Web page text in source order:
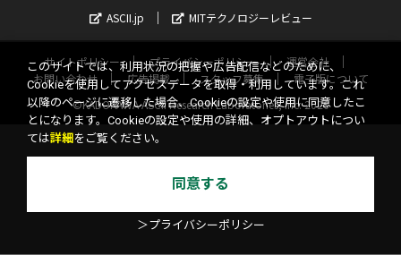
ASCII.jp
MITテクノロジーレビュー
サイトポリシー プライバシーポリシー
運営会社
お問い合わせ
広告掲載 スタッフ募集
電子版について
©KADOKAWA ASCII Research Laboratories, Inc. 2026
このサイトでは、利用状況の把握や広告配信などのために、
Cookieを使用してアクセスデータを取得・利用しています。これ
以降のページに遷移した場合、Cookieの設定や使用に同意したこ
とになります。Cookieの設定や使用の詳細、オプトアウトについ
ては詳細 をご覧ください。
同意する
＞プライバシーポリシー